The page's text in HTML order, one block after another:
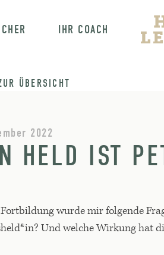
IHR COACH
ÜBERSICHT
2022
HELD IST
wurde mir folgende
Und welche Wirkung hat